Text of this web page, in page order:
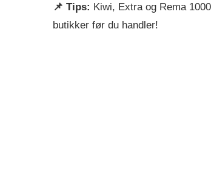
📌 Tips: Kiwi, Extra og Rema 1000
butikker før du handler!